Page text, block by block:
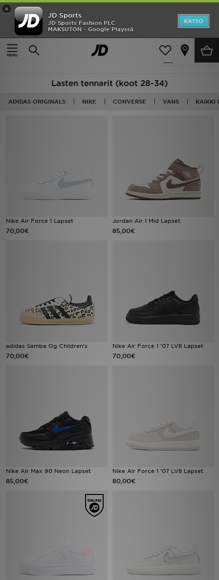
×
JD Sports
JD Sports Fashion PLC
MAKSUTON - Google Playssä
KATSO
Etusivu
Lapset Lasten kengät (Koot 28-34) Kaikki Tennarit
Suodata
40 tuotetta
Lasten tennarit (koot 28-34)
ADIDAS ORIGINALS NIKE CONVERSE VANS KAIKKI
Nike Air Force 1 Lapset
70,00€
Jordan Air 1 Mid Lapset
85,00€
adidas Samba Og Children's
70,00€
Nike Air Force 1 '07 LV8 Lapset
70,00€
Nike Air Max 90 Neon Lapset
85,00€
Nike Air Force 1 '07 LV8 Lapset
80,00€
Etusivu
Ale
Miehet
Jalkapallo
Minun viestini